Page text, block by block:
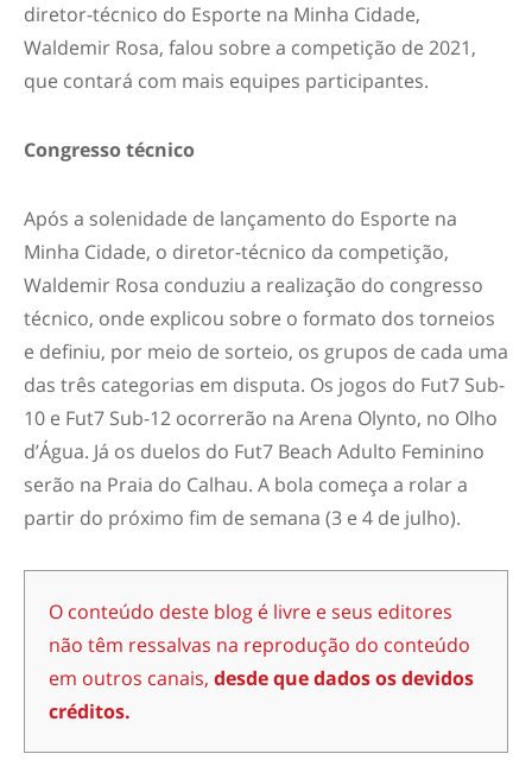
diretor-técnico do Esporte na Minha Cidade,
Waldemir Rosa, falou sobre a competição de 2021,
que contará com mais equipes participantes.
Congresso técnico
Após a solenidade de lançamento do Esporte na
Minha Cidade, o diretor-técnico da competição,
Waldemir Rosa conduziu a realização do congresso
técnico, onde explicou sobre o formato dos torneios
e definiu, por meio de sorteio, os grupos de cada uma
das três categorias em disputa. Os jogos do Fut7 Sub-
10 e Fut7 Sub-12 ocorrerão na Arena Olynto, no Olho
d’Água. Já os duelos do Fut7 Beach Adulto Feminino
serão na Praia do Calhau. A bola começa a rolar a
partir do próximo fim de semana (3 e 4 de julho).
O conteúdo deste blog é livre e seus editores
não têm ressalvas na reprodução do conteúdo
em outros canais, desde que dados os devidos
créditos.